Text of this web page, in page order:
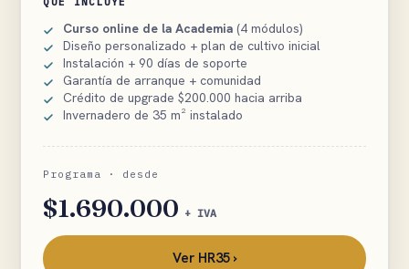
Curso online de la Academia (4 módulos)
Diseño personalizado + plan de cultivo inicial
Instalación + 90 días de soporte
Garantía de arranque + comunidad
Crédito de upgrade $200.000 hacia arriba
Invernadero de 35 m² instalado
Programa · desde
$1.690.000 + IVA
Ver HR35 ›